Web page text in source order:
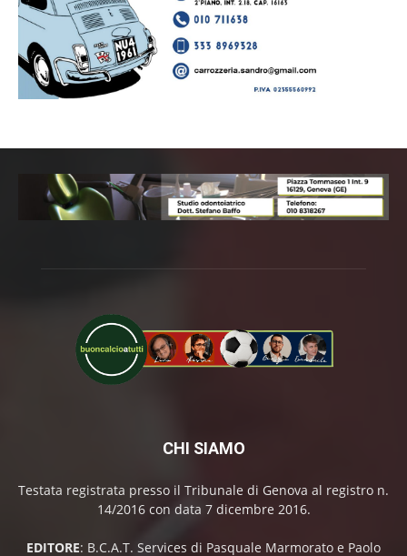
CHI SIAMO
Testata registrata presso il Tribunale di Genova al registro n.
14/2016 con data 7 dicembre 2016.
EDITORE: B.C.A.T. Services di Pasquale Marmorato e Paolo